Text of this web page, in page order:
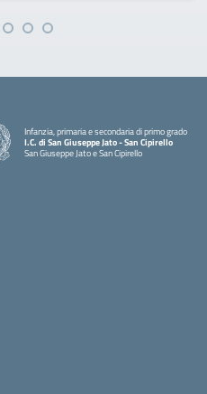
Infanzia, primaria e secondaria di primo grado
I.C. di San Giuseppe Jato - San Cipirello
San Giuseppe Jato e San Cipirello